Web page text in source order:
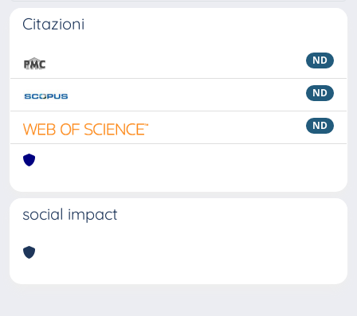
Citazioni
ND
ND
ND
social impact